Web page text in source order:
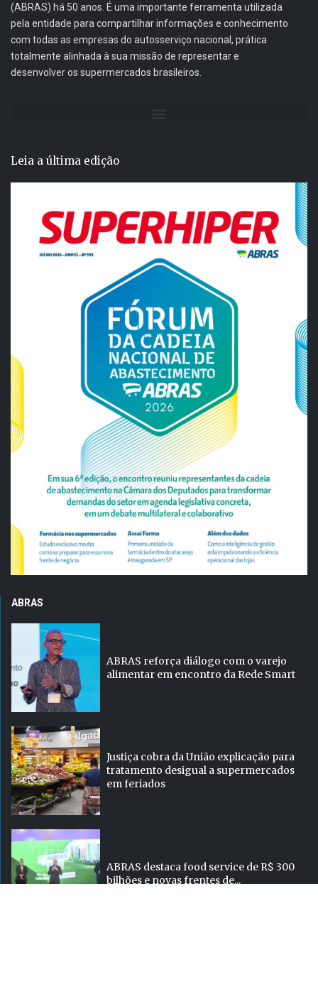
(ABRAS) há 50 anos. É uma importante ferramenta utilizada
pela entidade para compartilhar informações e conhecimento
com todas as empresas do autosserviço nacional, prática
totalmente alinhada à sua missão de representar e
desenvolver os supermercados brasileiros.
Leia a última edição
ABRAS
ABRAS reforça diálogo com o varejo
alimentar em encontro da Rede Smart
Justiça cobra da União explicação para
tratamento desigual a supermercados
em feriados
ABRAS destaca food service de R$ 300
bilhões e novas frentes de...